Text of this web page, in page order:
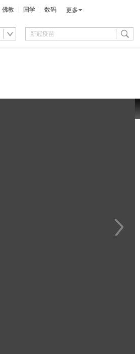
佛教 国学 数码 更多
德拉埃斯普列